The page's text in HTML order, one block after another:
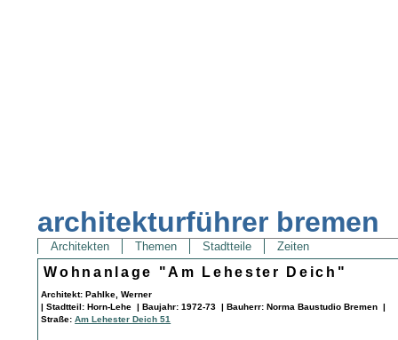
architekturführer bremen
Architekten Themen Stadtteile Zeiten
Wohnanlage "Am Lehester Deich"
Architekt: Pahlke, Werner
| Stadtteil: Horn-Lehe | Baujahr: 1972-73 | Bauherr: Norma Baustudio Bremen |
Straße:Am Lehester Deich 51